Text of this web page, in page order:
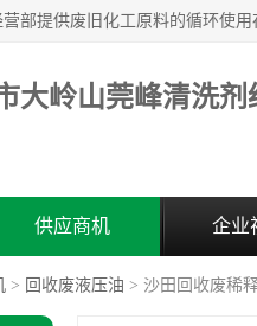
大岭山莞峰清洗剂
供应商机 企业
> 回收废液压油 > 沙田回收废稀